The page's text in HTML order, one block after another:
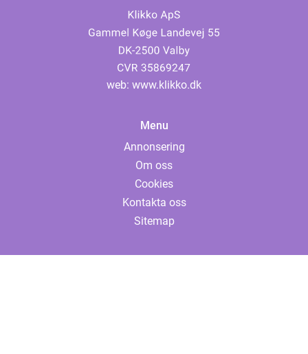
web: www.klikko.dk
Menu
Annonsering
Om oss
Cookies
Kontakta oss
Sitemap